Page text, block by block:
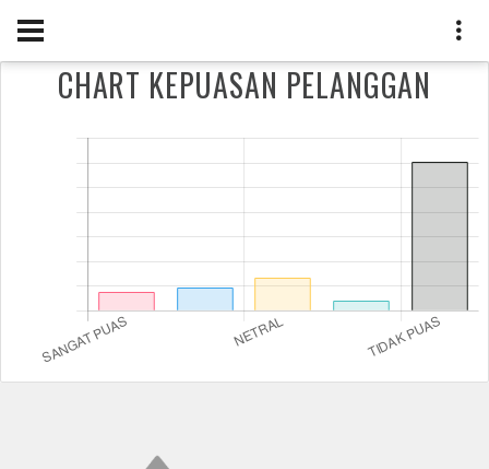
CHART KEPUASAN PELANGGAN